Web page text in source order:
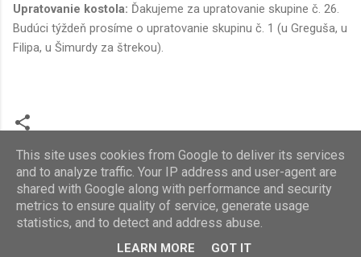
Upratovanie kostola: Ďakujeme za upratovanie skupine č. 26.
Budúci týždeň prosíme o upratovanie skupinu č. 1 (u Greguša, u
Filipa, u Šimurdy za štrekou).
This site uses cookies from Google to deliver its services
and to analyze traffic. Your IP address and user-agent are
shared with Google along with performance and security
metrics to ensure quality of service, generate usage
statistics, and to detect and address abuse.
LEARN MORE GOT IT